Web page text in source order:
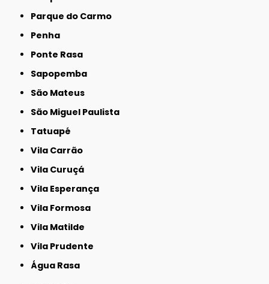
Parque do Carmo
Penha
Ponte Rasa
Sapopemba
São Mateus
São Miguel Paulista
Tatuapé
Vila Carrão
Vila Curuçá
Vila Esperança
Vila Formosa
Vila Matilde
Vila Prudente
Água Rasa